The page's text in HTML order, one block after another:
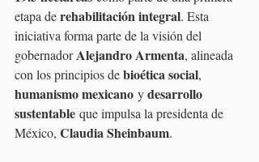
etapa de rehabilitación integral. Esta
iniciativa forma parte de la visión del
gobernador Alejandro Armenta, alineada
con los principios de bioética social,
humanismo mexicano y desarrollo
sustentable que impulsa la presidenta de
México, Claudia Sheinbaum.